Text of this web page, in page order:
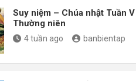
Suy niệm – Chúa nhật Tuần V
Thường niên
4 tuần ago banbientap